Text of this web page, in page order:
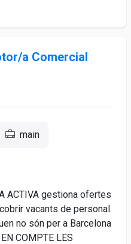
a Comercial
main
ACTIVA gestiona ofertes
vacants de personal.
no són per a Barcelona
COMPTE LES